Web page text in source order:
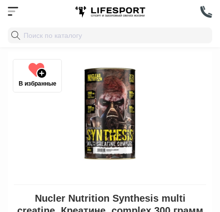
В избранные
Nucler Nutrition Synthesis multi